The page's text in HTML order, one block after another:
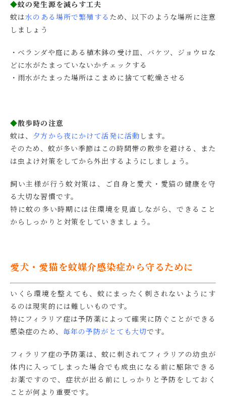
◆蚊の発生源を減らす工夫
蚊は水のある場所で繁殖する ため、以下のような場所に注意
しましょう
・ベランダや庭にある植木鉢の受け皿、バケツ、ジョウロな
どに水がたまっていないかチェックする
・雨水がたまった場所はこまめに捨てて乾燥させる
◆散歩時の注意
蚊は、 夕方から夜にかけて活発に活動 します。
そのため、蚊が多い季節はこの時間帯の散歩を避ける、また
は虫よけ対策をしてから外出するようにしましょう。
飼い主様が行う蚊対策は、ご自身と愛犬・愛猫の健康を守
る大切な習慣です。
特に蚊の多い時期には住環境を見直しながら、できること
からしっかりと対策をしていきましょう。
愛犬・愛猫を蚊媒介感染症から守るために
いくら環境を整えても、蚊にまったく刺されないようにす
るのは現実的には難しいものです。
特にフィラリア症は予防薬によって確実に防ぐことができる
感染症のため、 毎年の予防がとても大切です。
フィラリア症の予防薬は、蚊に刺されてフィラリアの幼虫が
体内に入ってしまった場合でも成虫になる前に駆除できる
お薬ですので、症状が出る前にしっかりと予防をしておく
ことが何より重要です。